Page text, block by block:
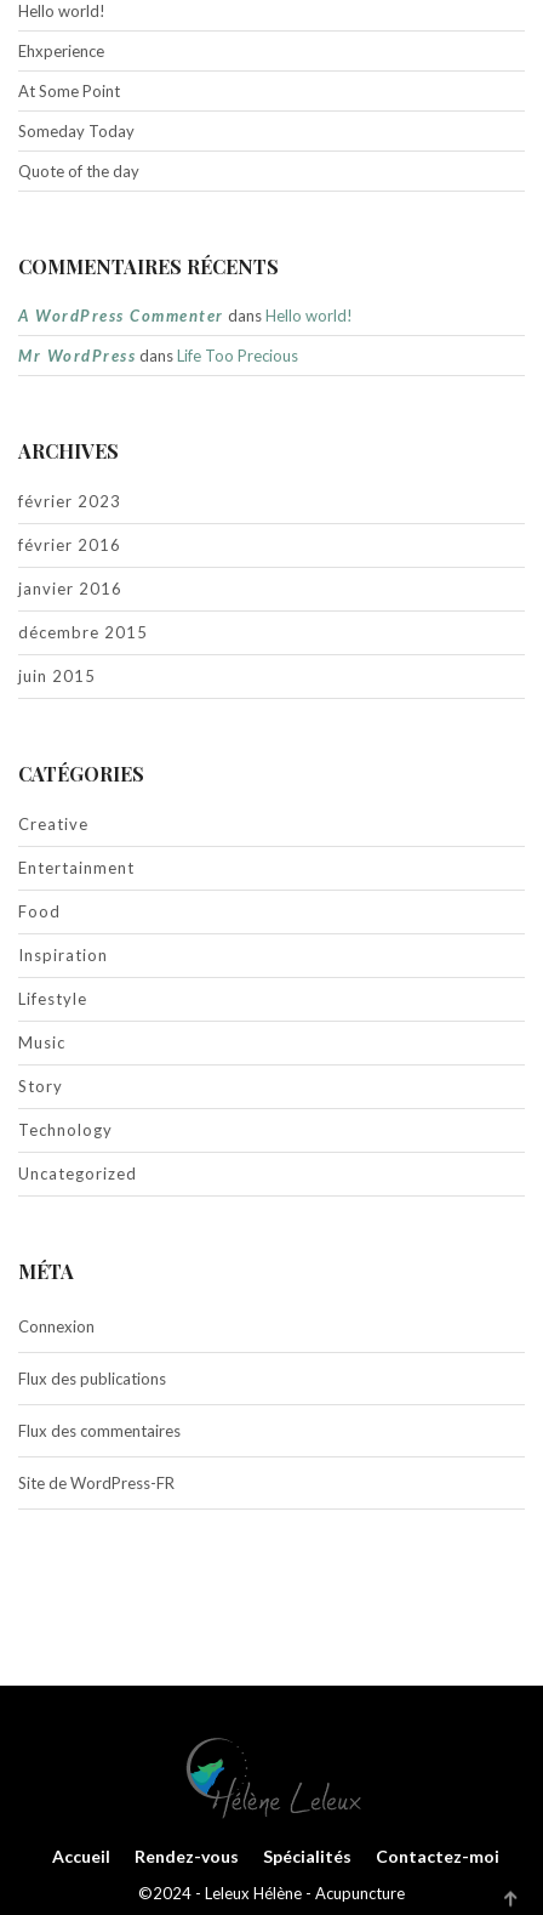
Hello world!
Ehxperience
At Some Point
Someday Today
Quote of the day
COMMENTAIRES RÉCENTS
A WordPress Commenter dansHello world!
Mr WordPress dansLife Too Precious
ARCHIVES
février 2023
février 2016
janvier 2016
décembre 2015
juin 2015
CATÉGORIES
Creative
Entertainment
Food
Inspiration
Lifestyle
Music
Story
Technology
Uncategorized
MÉTA
Connexion
Flux des publications
Flux des commentaires
Site de WordPress-FR
Accueil Rendez-vous Spécialités Contactez-moi
©2024 - Leleux Hélène - Acupuncture